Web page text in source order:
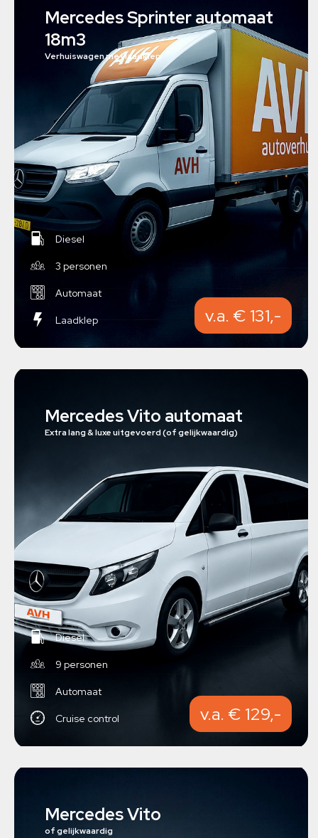
Mercedes Sprinter automaat
18m3
Verhuiswagen met laadklep
Diesel
3 personen
Automaat
Laadklep v.a. € 131,-
Mercedes Vito automaat
Extra lang & luxe uitgevoerd (of gelijkwaardig)
Diesel
9 personen
Automaat
Cruise control v.a. € 129,-
Mercedes Vito
of gelijkwaardig